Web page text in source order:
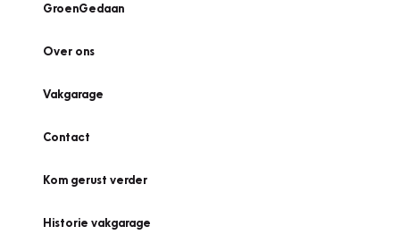
GroenGedaan
Over ons
Vakgarage
Contact
Kom gerust verder
Historie vakgarage